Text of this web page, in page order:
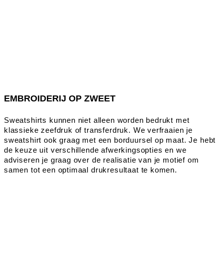
EMBROIDERIJ OP ZWEET
Sweatshirts kunnen niet alleen worden bedrukt met
klassieke zeefdruk of transferdruk. We verfraaien je
sweatshirt ook graag met een borduursel op maat. Je hebt
de keuze uit verschillende afwerkingsopties en we
adviseren je graag over de realisatie van je motief om
samen tot een optimaal drukresultaat te komen.